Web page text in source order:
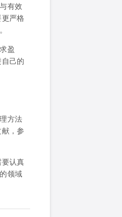
有效
严格
盈
己的
方法
，参
认真
领域